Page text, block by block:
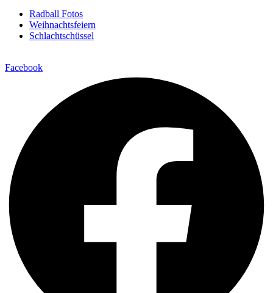
Radball Fotos
Weihnachtsfeiern
Schlachtschüssel
Facebook